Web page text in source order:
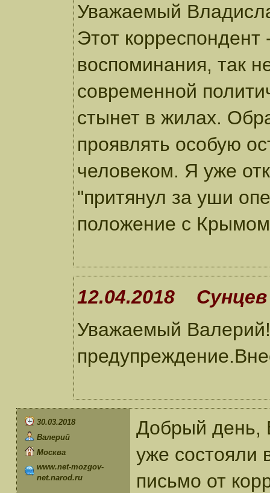
Уважаемый
Этот
воспоминания, так
современной
стынет в жилах.
проявлять особую
человеком. Я уже
"притянул за уши
положение с
12.04.2018
Уважаемый
30.03.2018
Валерий
Москва
www.net-mozgov-
net.narod.ru
Добрый день,
уже состояли
письмо от